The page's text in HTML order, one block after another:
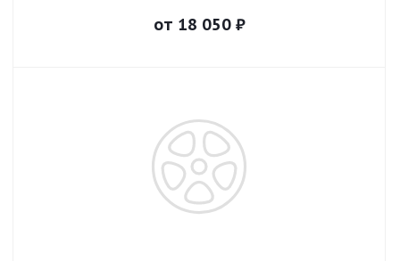
от 18 050₽